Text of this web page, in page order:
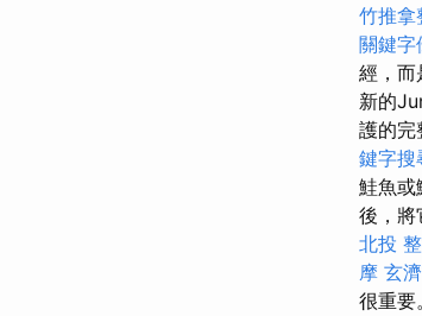
竹推拿
關鍵字
經，而
新的
護的完
鍵字搜
鮭魚或
後，將
北投
摩 玄
很重要